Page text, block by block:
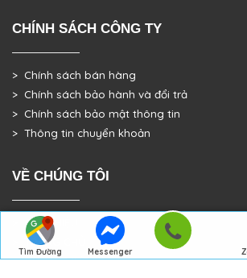
Tìm Đường
Messenger
CHÍNH SÁCH CÔNG TY
> Chính sách bán hàng
> Chính sách bảo hành và đổi trả
> Chính sách bảo mật thông tin
> Thông tin chuyển khoản
VỀ CHÚNG TÔI
> GIỚI THIỆU
> TRANG CHỦ
> DỰ ÁN THỰC TẾ